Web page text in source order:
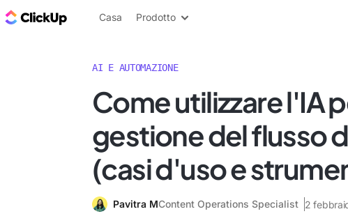
Blog di ClickUp
Casa Prodotto
AI E AUTOMAZIONE
Come utilizzare l'IA
gestione del flusso
(casi d'uso e
Pavitra MContent Operations Specialist 2